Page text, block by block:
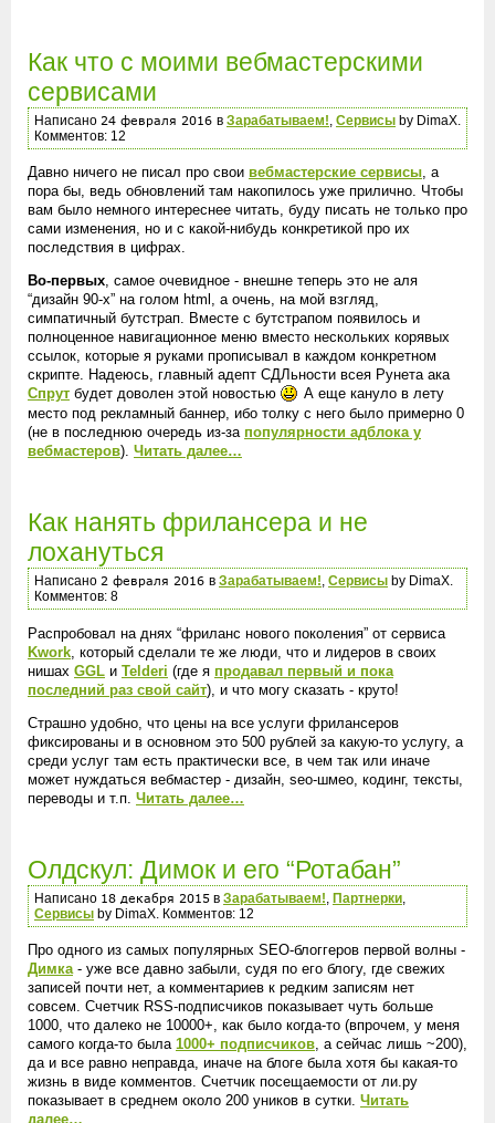
Как что с моими вебмастерскими
сервисами
Написано в Зарабатываем! Сервисы by DimaX.
Комментов: 12
Давно ничего не писал про свои вебмастерские сервисы, а
пора бы, ведь обновлений там накопилось уже прилично. Чтобы
вам было немного интереснее читать, буду писать не только про
сами изменения, но и с какой-нибудь конкретикой про их
последствия в цифрах.
Во-первых, самое очевидное - внешне теперь это не аля
“дизайн 90-х” на голом html, а очень, на мой взгляд,
симпатичный бутстрап. Вместе с бутстрапом появилось и
полноценное навигационное меню вместо нескольких корявых
ссылок, которые я руками прописывал в каждом конкретном
скрипте. Надеюсь, главный адепт СДЛьности всея Рунета ака
Спрут будет доволен этой новостью
А еще кануло в лету
место под рекламный баннер, ибо толку с него было примерно 0
(не в последнюю очередь из-за популярности адблока у
вебмастеров). Читать далее…
Как нанять фрилансера и не
лохануться
Написано в Зарабатываем! Сервисы by DimaX.
Комментов: 8
Распробовал на днях “фриланс нового поколения” от сервиса
Kwork , который сделали те же люди, что и лидеров в своих
нишах GGL и Telderi (где я продавал первый и пока
последний раз свой сайт), и что могу сказать - круто!
Страшно удобно, что цены на все услуги фрилансеров
фиксированы и в основном это 500 рублей за какую-то услугу, а
среди услуг там есть практически все, в чем так или иначе
может нуждаться вебмастер - дизайн, seo-шмео, кодинг, тексты,
переводы и т.п. Читать далее…
Олдскул: Димок и его “Ротабан”
Написано в Зарабатываем! Партнерки
Сервисы by DimaX. Комментов: 12
Про одного из самых популярных SEO-блоггеров первой волны -
Димка- уже все давно забыли, судя по его блогу, где свежих
записей почти нет, а комментариев к редким записям нет
совсем. Счетчик RSS-подписчиков показывает чуть больше
1000, что далеко не 10000+, как было когда-то (впрочем, у меня
самого когда-то была 1000+ подписчиков, а сейчас лишь ~200),
да и все равно неправда, иначе на блоге была хотя бы какая-то
жизнь в виде комментов. Счетчик посещаемости от ли.ру
показывает в среднем около 200 уников в сутки. Читать
далее…